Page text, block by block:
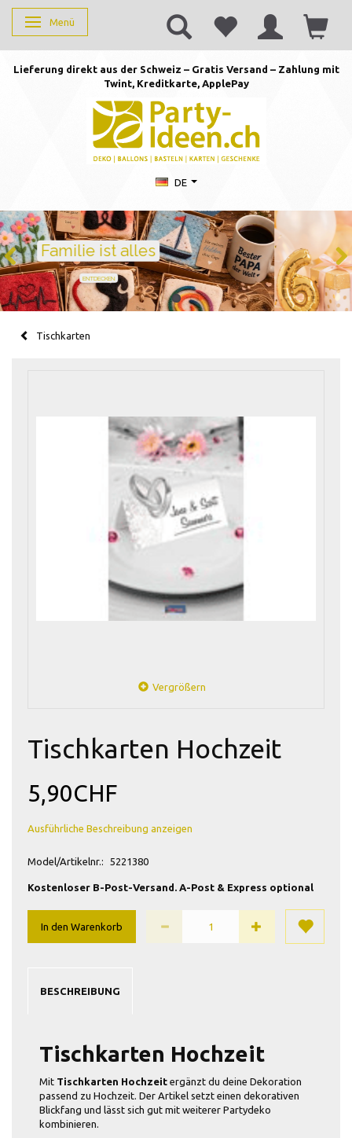
Anzeige ändern
Menü
Lieferung direkt aus der Schweiz – Gratis Versand – Zahlung mit
Twint, Kreditkarte, ApplePay
DE
Geburtstag feiern mit Stil
Ballons · Tischdeko · Karten · Zahlen
GEBURTSTAGSDEKO ENTDECKEN
Tischkarten
Vergrößern
Tischkarten Hochzeit
5,90CHF
Ausführliche Beschreibung anzeigen
Model/Artikelnr.: 5221380
Kostenloser B-Post-Versand. A-Post & Express optional
In den Warenkorb
BESCHREIBUNG
Tischkarten Hochzeit
Mit Tischkarten Hochzeit ergänzt du deine Dekoration
passend zu Hochzeit. Der Artikel setzt einen dekorativen
Blickfang und lässt sich gut mit weiterer Partydeko
kombinieren.